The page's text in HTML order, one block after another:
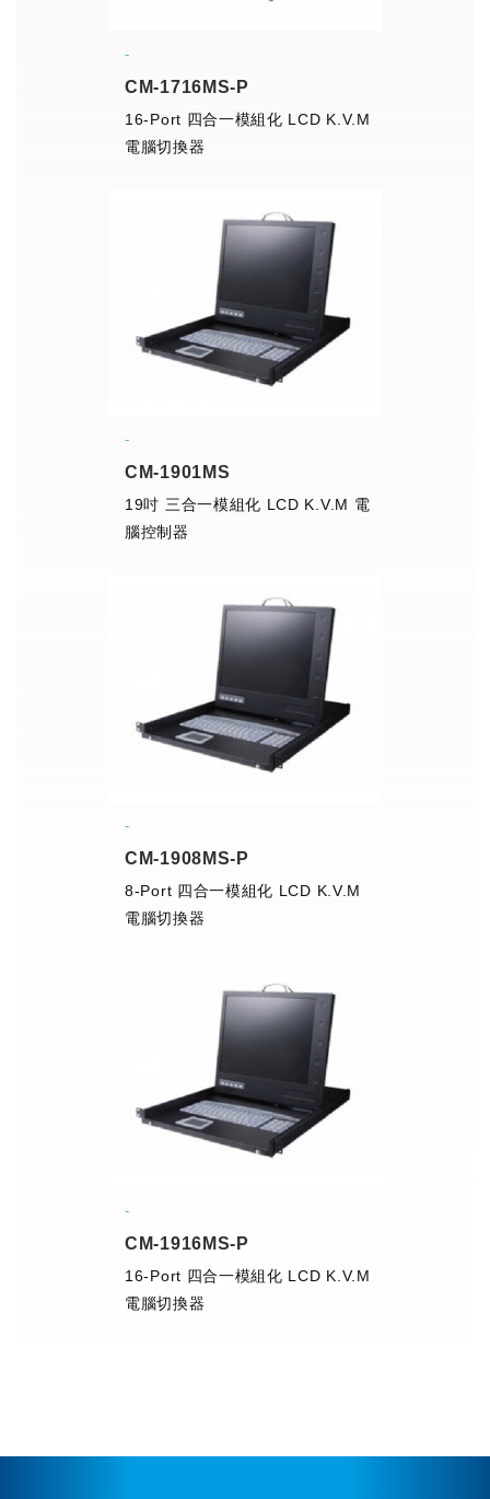
CM-1716MS-P
16-Port 四合一模組化 LCD K.V.M
電腦切換器
CM-1901MS
19吋 三合一模組化 LCD K.V.M 電
腦控制器
CM-1908MS-P
8-Port 四合一模組化 LCD K.V.M
電腦切換器
CM-1916MS-P
16-Port 四合一模組化 LCD K.V.M
電腦切換器